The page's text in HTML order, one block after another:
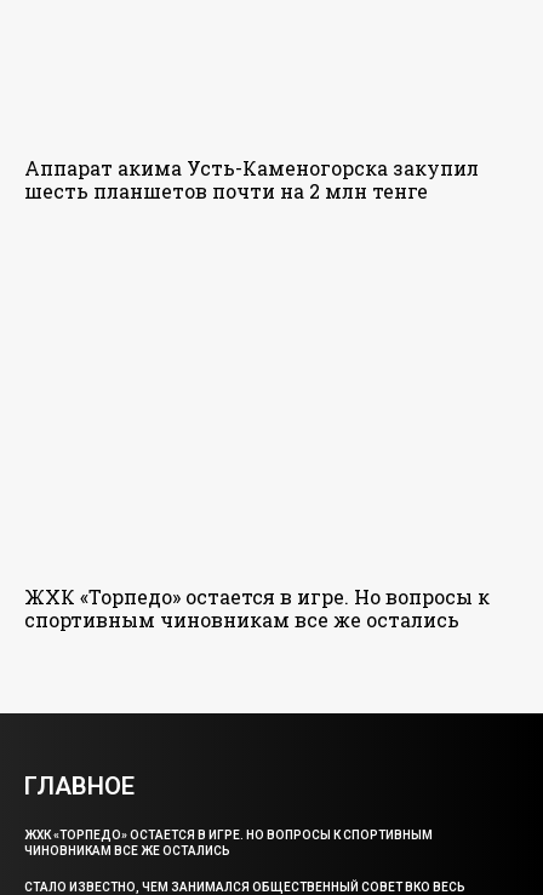
Аппарат акима Усть-Каменогорска закупил
шесть планшетов почти на 2 млн тенге
ЖХК «Торпедо» остается в игре. Но вопросы к
спортивным чиновникам все же остались
ГЛАВНОЕ
ЖХК «ТОРПЕДО» ОСТАЕТСЯ В ИГРЕ. НО ВОПРОСЫ К СПОРТИВНЫМ
ЧИНОВНИКАМ ВСЕ ЖЕ ОСТАЛИСЬ
СТАЛО ИЗВЕСТНО, ЧЕМ ЗАНИМАЛСЯ ОБЩЕСТВЕННЫЙ СОВЕТ ВКО ВЕСЬ